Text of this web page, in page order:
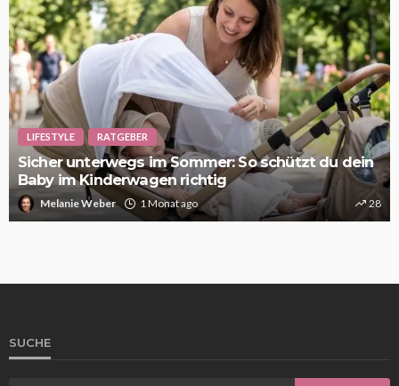
LIFESTYLE RATGEBER
Sicher unterwegs im Sommer: So schützt du dein
Baby im Kinderwagen richtig
Melanie Weber 1 Monat ago 28
SUCHE